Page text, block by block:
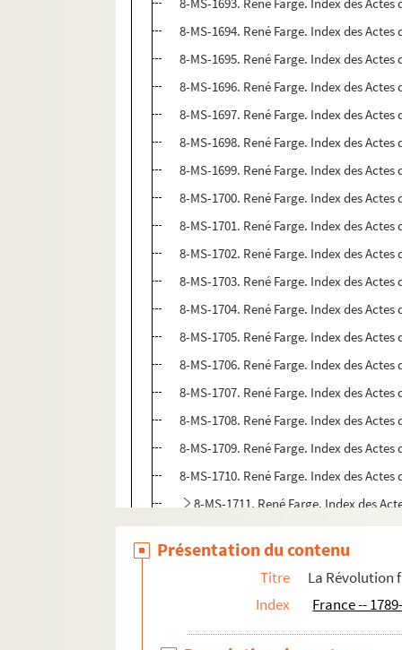
8-MS-1694. René Farge. Index des
8-MS-1695. René Farge. Index des
8-MS-1696. René Farge. Index des
8-MS-1697. René Farge. Index des
8-MS-1698. René Farge. Index des
8-MS-1699. René Farge. Index des
8-MS-1700. René Farge. Index des
8-MS-1701. René Farge. Index des
8-MS-1702. René Farge. Index des
8-MS-1703. René Farge. Index des
8-MS-1704. René Farge. Index des
8-MS-1705. René Farge. Index des
8-MS-1706. René Farge. Index des
8-MS-1707. René Farge. Index des
8-MS-1708. René Farge. Index des
8-MS-1709. René Farge. Index des
8-MS-1710. René Farge. Index des
8-MS-1711. René Farge. Index des
8-MS-1712. René Farge. Index des
8-MS-1713. René Farge. Index des
8-MS-1714. René Farge. Index des
8-MS-1715. René Farge. Index des
Présentation du contenu
Titre
La Révolution
Index
France --